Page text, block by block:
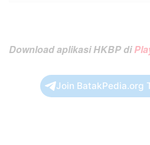
Download aplikasi HKBP di
Join BatakPedia.org